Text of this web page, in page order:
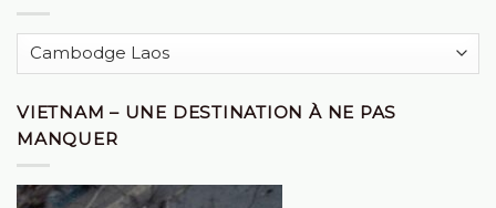
Catégories
VIETNAM – UNE DESTINATION À NE PAS
MANQUER